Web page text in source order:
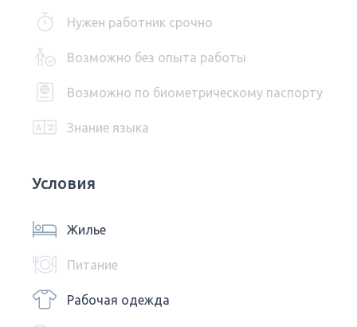
Нужен работник срочно
Возможно без опыта работы
Возможно по биометрическому паспорту
Знание языка
Условия
Жилье
Питание
Рабочая одежда